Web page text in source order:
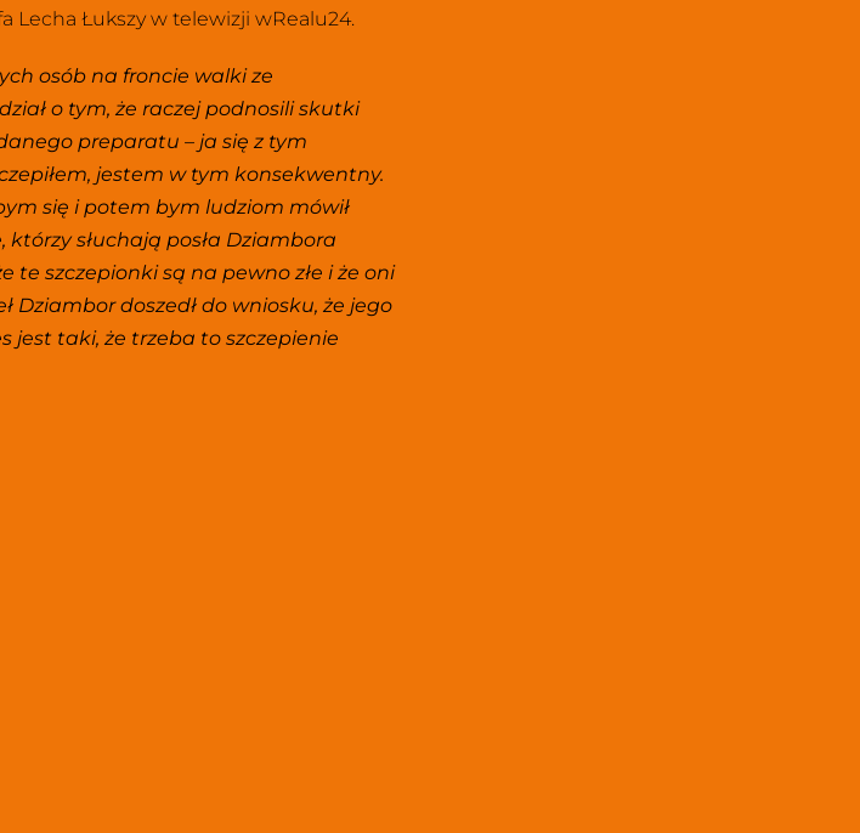
Lecha Łukszy w telewizji wRealu24.
osób na froncie walki ze
o tym, że raczej podnosili skutki
preparatu – ja się z tym
jestem w tym konsekwentny.
się i potem bym ludziom mówił
którzy słuchają posła Dziambora
te szczepionki są na pewno złe i że oni
Dziambor doszedł do wniosku, że jego
jest taki, że trzeba to szczepienie